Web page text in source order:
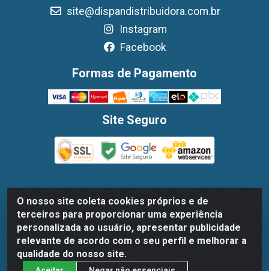
O nosso site coleta cookies próprios e de
terceiros para proporcionar uma experiência
personalizada ao usuário, apresentar publicidade
relevante de acordo com o seu perfil e melhorar a
qualidade do nosso site.
site@dispandistribuidora.com.br
Instagram
Facebook
Formas de Pagamento
Site Seguro
Dispan Distribuidora de Alimentos LTDA - Avenida
Marechal Mascarenhas De Moraes, 1048- Imbiribeira,
Recife/PE - CEP 51.170-000 - CNPJ 30.779.584/0003-78